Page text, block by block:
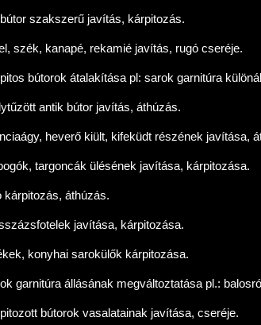
szakszerű javítás, kárpitozás.
szék, kanapé, rekamié javítás, rugó cseréje.
bútorok átalakítása pl: sarok garnitúra
antik bútor javítás, áthúzás.
heverő kiült, kifeküdt részének javítása,
targoncák ülésének javítása, kárpitozása.
kárpitozás, áthúzás.
javítása, kárpitozása.
konyhai sarokülők kárpitozása.
garnitúra állásának megváltoztatása pl.:
bútorok vasalatainak javítása, cseréje.